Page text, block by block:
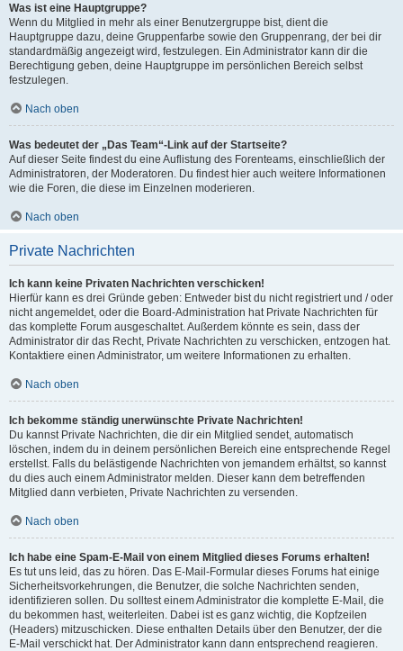
Was ist eine Hauptgruppe?
Wenn du Mitglied in mehr als einer Benutzergruppe bist, dient die
Hauptgruppe dazu, deine Gruppenfarbe sowie den Gruppenrang, der bei dir
standardmäßig angezeigt wird, festzulegen. Ein Administrator kann dir die
Berechtigung geben, deine Hauptgruppe im persönlichen Bereich selbst
festzulegen.
Nach oben
Was bedeutet der „Das Team“-Link auf der Startseite?
Auf dieser Seite findest du eine Auflistung des Forenteams, einschließlich der
Administratoren, der Moderatoren. Du findest hier auch weitere Informationen
wie die Foren, die diese im Einzelnen moderieren.
Nach oben
Private Nachrichten
Ich kann keine Privaten Nachrichten verschicken!
Hierfür kann es drei Gründe geben: Entweder bist du nicht registriert und / oder
nicht angemeldet, oder die Board-Administration hat Private Nachrichten für
das komplette Forum ausgeschaltet. Außerdem könnte es sein, dass der
Administrator dir das Recht, Private Nachrichten zu verschicken, entzogen hat.
Kontaktiere einen Administrator, um weitere Informationen zu erhalten.
Nach oben
Ich bekomme ständig unerwünschte Private Nachrichten!
Du kannst Private Nachrichten, die dir ein Mitglied sendet, automatisch
löschen, indem du in deinem persönlichen Bereich eine entsprechende Regel
erstellst. Falls du belästigende Nachrichten von jemandem erhältst, so kannst
du dies auch einem Administrator melden. Dieser kann dem betreffenden
Mitglied dann verbieten, Private Nachrichten zu versenden.
Nach oben
Ich habe eine Spam-E-Mail von einem Mitglied dieses Forums erhalten!
Es tut uns leid, das zu hören. Das E-Mail-Formular dieses Forums hat einige
Sicherheitsvorkehrungen, die Benutzer, die solche Nachrichten senden,
identifizieren sollen. Du solltest einem Administrator die komplette E-Mail, die
du bekommen hast, weiterleiten. Dabei ist es ganz wichtig, die Kopfzeilen
(Headers) mitzuschicken. Diese enthalten Details über den Benutzer, der die
E-Mail verschickt hat. Der Administrator kann dann entsprechend reagieren.